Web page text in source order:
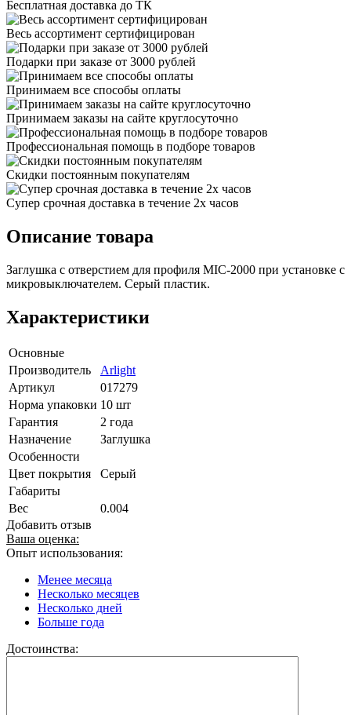
Бесплатная доставка до ТК
Весь ассортимент сертифицирован
Подарки при заказе от 3000 рублей
Принимаем все способы оплаты
Принимаем заказы на сайте круглосуточно
Профессиональная помощь в подборе товаров
Скидки постоянным покупателям
Супер срочная доставка в течение 2х часов
Описание товара
Заглушка с отверстием для профиля MIC-2000 при установке с
микровыключателем. Серый пластик.
Характеристики
Основные
Производитель
Arlight
Артикул
017279
Норма упаковки 10 шт
Гарантия
2 года
Назначение
Заглушка
Особенности
Цвет покрытия
Серый
Габариты
Вес
0.004
Добавить отзыв
Ваша оценка:
Опыт использования:
Менее месяца
Несколько месяцев
Несколько дней
Больше года
Достоинства: